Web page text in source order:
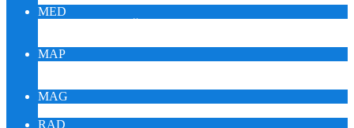
MED
MAP
MAG
RAD